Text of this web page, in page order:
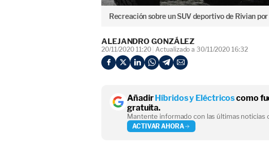
Recreación sobre un SUV deportivo de Rivian
ALEJANDRO GONZÁLEZ
20/11/2020 11:20 Actualizado a 30/11/2020 16:32
AñadirHíbridos y Eléctricoscomo
gratuita.
Mantente informado con las últimas noticias
ACTIVAR AHORA